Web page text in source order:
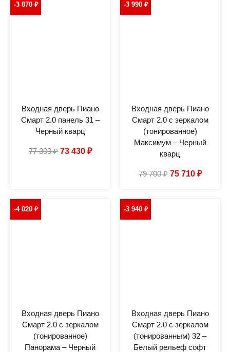
-3 870 ₽
Входная дверь Пиано
Смарт 2.0 панель 31 –
Черный кварц
77 300₽ 73 430 ₽
-3 990 ₽
Входная дверь Пиано
Смарт 2.0 с зеркалом
(тонированное)
Максимум – Черный
кварц
79 700₽ 75 710 ₽
-4 020 ₽
Входная дверь Пиано
Смарт 2.0 с зеркалом
(тонированное)
Панорама – Черный
-3 940 ₽
Входная дверь Пиано
Смарт 2.0 с зеркалом
(тонированным) 32 –
Белый рельеф софт